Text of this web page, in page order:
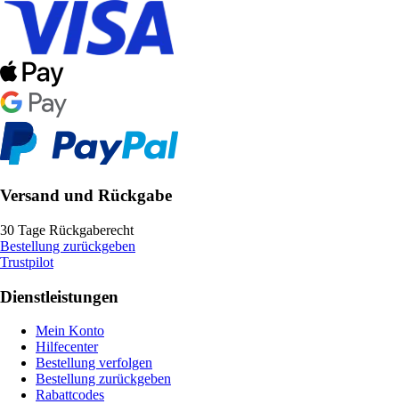
Versand und Rückgabe
30 Tage Rückgaberecht
Bestellung zurückgeben
Trustpilot
Dienstleistungen
Mein Konto
Hilfecenter
Bestellung verfolgen
Bestellung zurückgeben
Rabattcodes